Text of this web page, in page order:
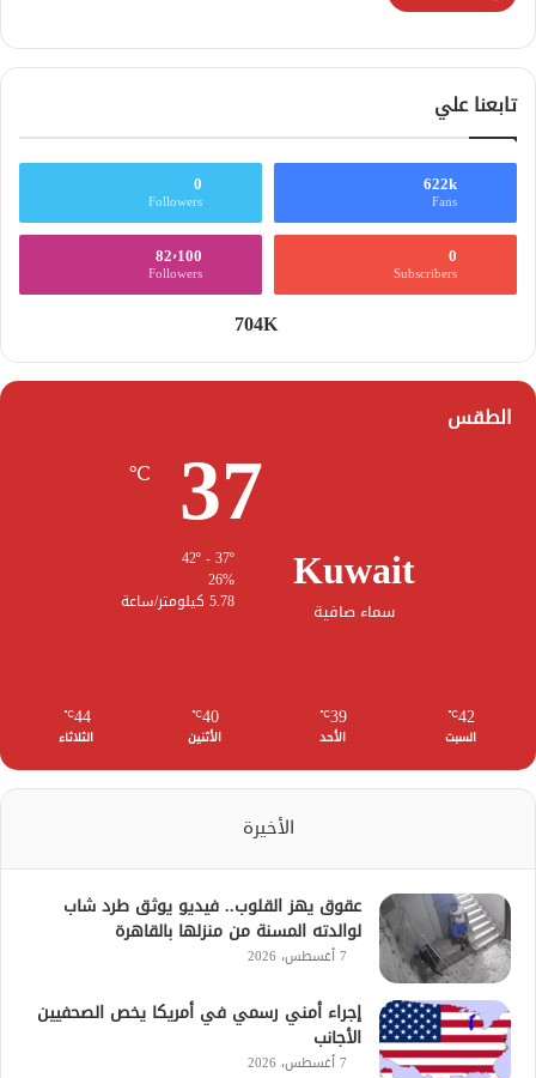
تابعنا علي
622k
Fans
0
Followers
0
Subscribers
82٬100
Followers
704K
الطقس
Kuwait
سماء صافية
37
℃
26%
5.78 كيلومتر/ساعة
42
℃
السبت
39
℃
الأحد
40
℃
الأثنين
44
℃
الثلاثاء
الأخيرة
عقوق يهز القلوب.. فيديو يوثق طرد شاب
لوالدته المسنة من منزلها بالقاهرة
7 أغسطس، 2026
إجراء أمني رسمي في أمريكا يخص الصحفيين
الأجانب
7 أغسطس، 2026